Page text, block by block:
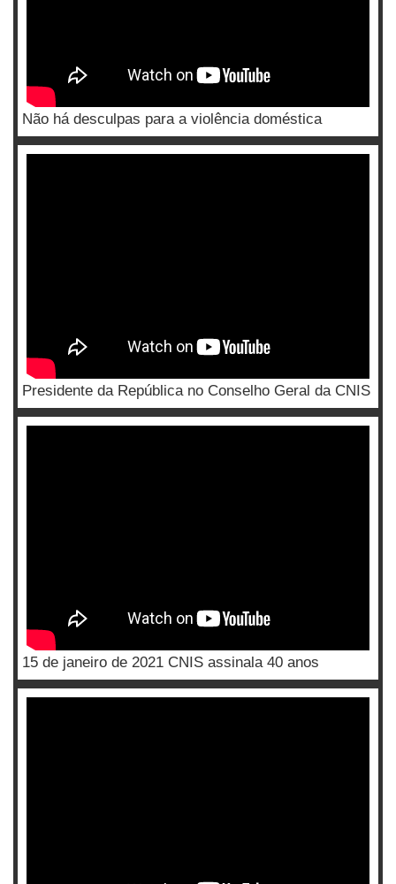
Não há desculpas para a violência doméstica
Presidente da República no Conselho Geral da CNIS
15 de janeiro de 2021 CNIS assinala 40 anos